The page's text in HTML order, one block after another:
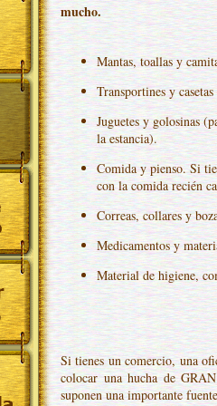
mucho.
Mantas, toallas y
Transportines y
Juguetes y golosinas
la estancia).
Comida y pienso. Si
con la comida recién
Correas, collares y
Medicamentos y
Material de higiene,
Si tienes un comercio, una
colocar una hucha de
suponen una importante